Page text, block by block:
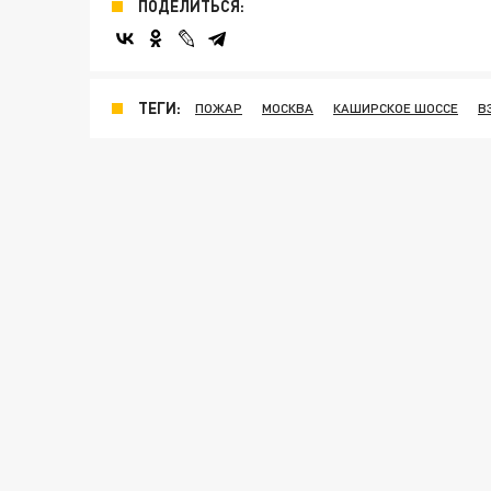
ПОДЕЛИТЬСЯ:
ТЕГИ: ПОЖАР МОСКВА КАШИРСКОЕ ШОССЕ